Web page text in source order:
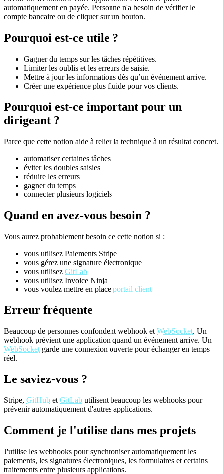
automatiquement en payée. Personne n'a besoin de vérifier le
compte bancaire ou de cliquer sur un bouton.
Pourquoi est-ce utile ?
Gagner du temps sur les tâches répétitives.
Limiter les oublis et les erreurs de saisie.
Mettre à jour les informations dès qu’un événement arrive.
Créer une expérience plus fluide pour vos clients.
Pourquoi est-ce important pour un
dirigeant ?
Parce que cette notion aide à relier la technique à un résultat concret.
automatiser certaines tâches
éviter les doubles saisies
réduire les erreurs
gagner du temps
connecter plusieurs logiciels
Quand en avez-vous besoin ?
Vous aurez probablement besoin de cette notion si :
vous utilisez Paiements Stripe
vous gérez une signature électronique
vous utilisez GitLab
vous utilisez Invoice Ninja
vous voulez mettre en place portail client
Erreur fréquente
Beaucoup de personnes confondent webhook et WebSocket. Un
webhook prévient une application quand un événement arrive. Un
WebSocket garde une connexion ouverte pour échanger en temps
réel.
Le saviez-vous ?
Stripe, GitHub et GitLab utilisent beaucoup les webhooks pour
prévenir automatiquement d'autres applications.
Comment je l'utilise dans mes projets
J'utilise les webhooks pour synchroniser automatiquement les
paiements, les signatures électroniques, les formulaires et certains
traitements entre plusieurs applications.